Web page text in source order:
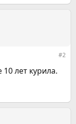
#2
лет курила.